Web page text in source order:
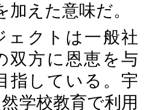
加えた意味だ。
ェクトは一般社
双方に恩恵を与
指している。宇
学校教育で利用